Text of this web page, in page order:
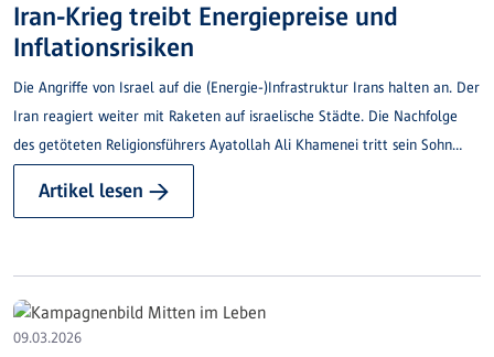
Iran-Krieg treibt Energiepreise und
Inflationsrisiken
Die Angriffe von Israel auf die (Energie-)Infrastruktur Irans halten an. Der
Iran reagiert weiter mit Raketen auf israelische Städte. Die Nachfolge
des getöteten Religionsführers Ayatollah Ali Khamenei tritt sein Sohn
Offensive wird.
Artikel lesen →
09.03.2026